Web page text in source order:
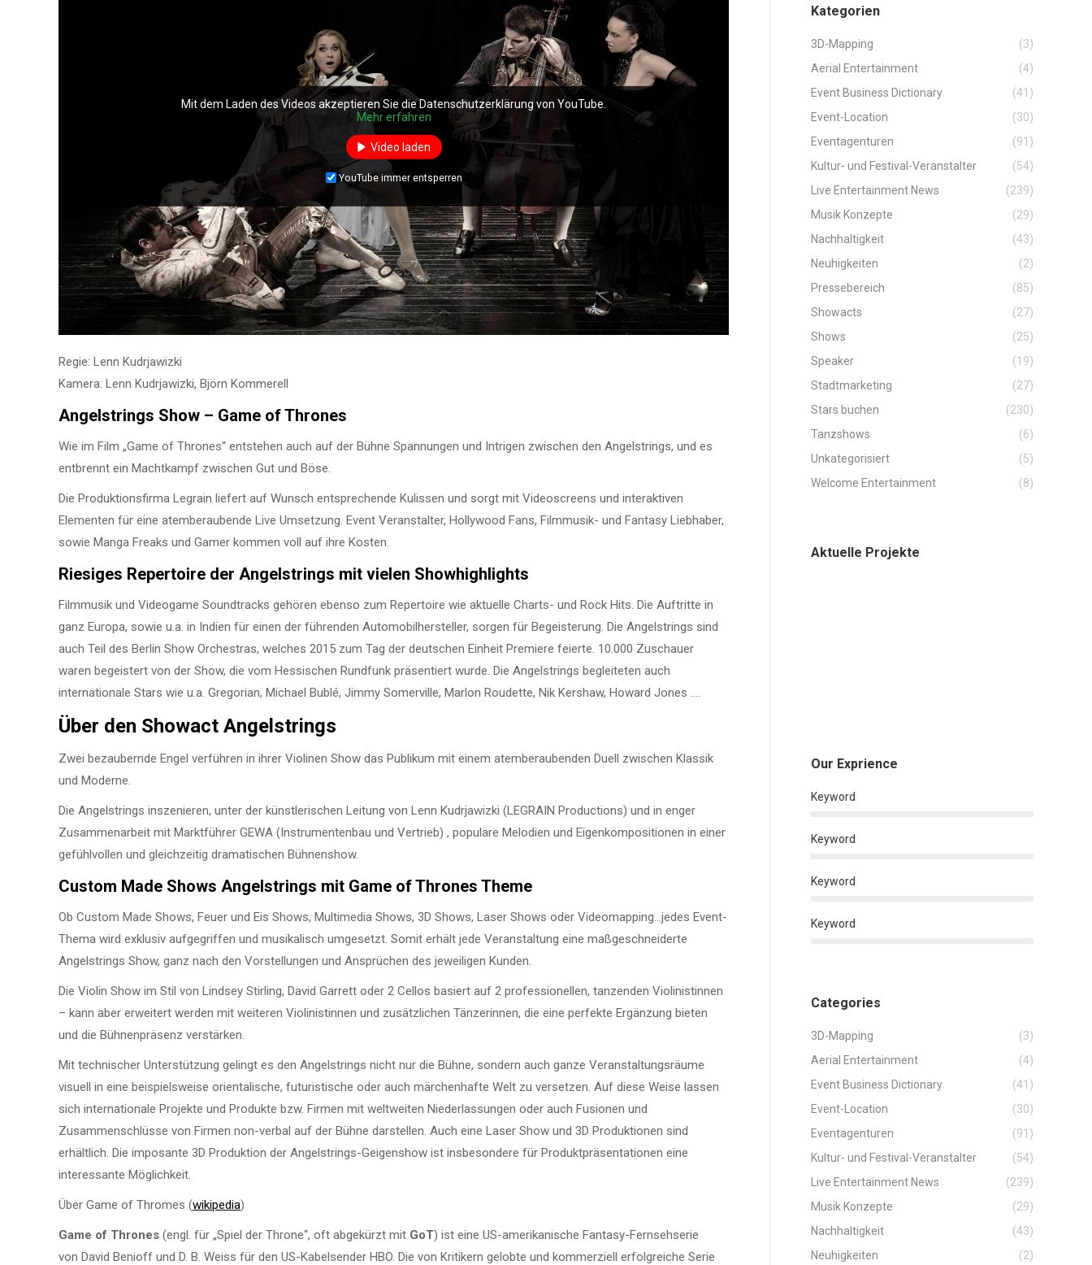
Mit dem Laden des Videos akzeptieren Sie die Datenschutzerklärung von YouTube.
Mehr erfahren
Video laden
YouTube immer entsperren
Regie: Lenn Kudrjawizki
Kamera: Lenn Kudrjawizki, Björn Kommerell
Angelstrings Show – Game of Thrones
Wie im Film „Game of Thrones“ entstehen auch auf der Bühne Spannungen und Intrigen zwischen den Angelstrings, und es
entbrennt ein Machtkampf zwischen Gut und Böse.
Die Produktionsfirma Legrain liefert auf Wunsch entsprechende Kulissen und sorgt mit Videoscreens und interaktiven
Elementen für eine atemberaubende Live Umsetzung. Event Veranstalter, Hollywood Fans, Filmmusik- und Fantasy Liebhaber,
sowie Manga Freaks und Gamer kommen voll auf ihre Kosten.
Riesiges Repertoire der Angelstrings mit vielen Showhighlights
Filmmusik und Videogame Soundtracks gehören ebenso zum Repertoire wie aktuelle Charts- und Rock Hits. Die Auftritte in
ganz Europa, sowie u.a. in Indien für einen der führenden Automobilhersteller, sorgen für Begeisterung. Die Angelstrings sind
auch Teil des Berlin Show Orchestras, welches 2015 zum Tag der deutschen Einheit Premiere feierte. 10.000 Zuschauer
waren begeistert von der Show, die vom Hessischen Rundfunk präsentiert wurde. Die Angelstrings begleiteten auch
internationale Stars wie u.a. Gregorian, Michael Bublé, Jimmy Somerville, Marlon Roudette, Nik Kershaw, Howard Jones ….
Über den Showact Angelstrings
Zwei bezaubernde Engel verführen in ihrer Violinen Show das Publikum mit einem atemberaubenden Duell zwischen Klassik
und Moderne.
Die Angelstrings inszenieren, unter der künstlerischen Leitung von Lenn Kudrjawizki (LEGRAIN Productions) und in enger
Zusammenarbeit mit Marktführer GEWA (Instrumentenbau und Vertrieb) , populäre Melodien und Eigenkompositionen in einer
gefühlvollen und gleichzeitig dramatischen Bühnenshow.
Custom Made Shows Angelstrings mit Game of Thrones Theme
Ob Custom Made Shows, Feuer und Eis Shows, Multimedia Shows, 3D Shows, Laser Shows oder Videomapping…jedes Event-
Thema wird exklusiv aufgegriffen und musikalisch umgesetzt. Somit erhält jede Veranstaltung eine maßgeschneiderte
Angelstrings Show, ganz nach den Vorstellungen und Ansprüchen des jeweiligen Kunden.
Die Violin Show im Stil von Lindsey Stirling, David Garrett oder 2 Cellos basiert auf 2 professionellen, tanzenden Violinistinnen
– kann aber erweitert werden mit weiteren Violinistinnen und zusätzlichen Tänzerinnen, die eine perfekte Ergänzung bieten
und die Bühnenpräsenz verstärken.
Mit technischer Unterstützung gelingt es den Angelstrings nicht nur die Bühne, sondern auch ganze Veranstaltungsräume
visuell in eine beispielsweise orientalische, futuristische oder auch märchenhafte Welt zu versetzen. Auf diese Weise lassen
sich internationale Projekte und Produkte bzw. Firmen mit weltweiten Niederlassungen oder auch Fusionen und
Zusammenschlüsse von Firmen non-verbal auf der Bühne darstellen. Auch eine Laser Show und 3D Produktionen sind
erhältlich. Die imposante 3D Produktion der Angelstrings-Geigenshow ist insbesondere für Produktpräsentationen eine
interessante Möglichkeit.
Über Game of Thromes (wikipedia)
Game of Thrones (engl. für „Spiel der Throne“, oft abgekürzt mit GoT) ist eine US-amerikanische Fantasy-Fernsehserie
von David Benioff und D. B. Weiss für den US-Kabelsender HBO. Die von Kritikern gelobte und kommerziell erfolgreiche Serie
Kategorien
3D-Mapping
(3)
Aerial Entertainment
(4)
Event Business Dictionary
(41)
Event-Location
(30)
Eventagenturen
(91)
Kultur- und Festival-Veranstalter
(54)
Live Entertainment News
(239)
Musik Konzepte
(29)
Nachhaltigkeit
(43)
Neuhigkeiten
(2)
Pressebereich
(85)
Showacts
(27)
Shows
(25)
Speaker
(19)
Stadtmarketing
(27)
Stars buchen
(230)
Tanzshows
(6)
Unkategorisiert
(5)
Welcome Entertainment
(8)
Aktuelle Projekte
Our Exprience
Keyword
Keyword
Keyword
Keyword
Categories
3D-Mapping
(3)
Aerial Entertainment
(4)
Event Business Dictionary
(41)
Event-Location
(30)
Eventagenturen
(91)
Kultur- und Festival-Veranstalter
(54)
Live Entertainment News
(239)
Musik Konzepte
(29)
Nachhaltigkeit
(43)
Neuhigkeiten
(2)